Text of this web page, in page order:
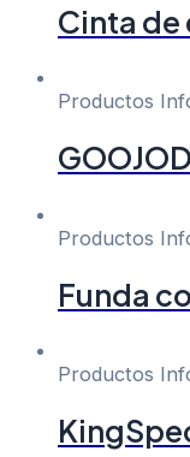
Cinta de
Productos
Productos
Funda
Productos